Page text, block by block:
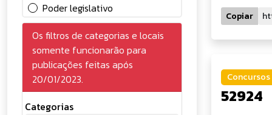
Poder legislativo
Os filtros de categorias e locais
somente funcionarão para
publicações feitas após
20/01/2023.
Categorias
Copiar
52924